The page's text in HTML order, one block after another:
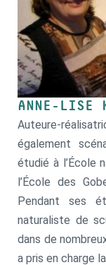
ANNE-LISE
Auteure-
également
étudié à l’École
l’École des
Pendant ses
naturaliste de
dans de
a pris en charge